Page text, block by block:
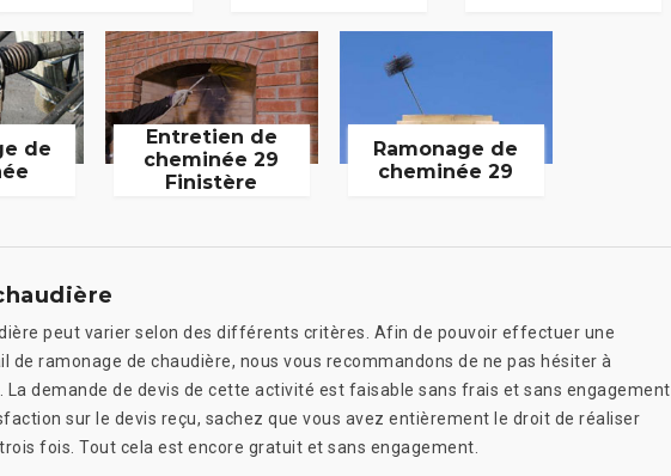
de
Entretien de
cheminée 29
Finistère
Ramonage de
cheminée 29
peut varier selon des différents critères. Afin de pouvoir effectuer une
de ramonage de chaudière, nous vous recommandons de ne pas hésiter à
La demande de devis de cette activité est faisable sans frais et sans engagement
sur le devis reçu, sachez que vous avez entièrement le droit de réaliser
fois. Tout cela est encore gratuit et sans engagement.